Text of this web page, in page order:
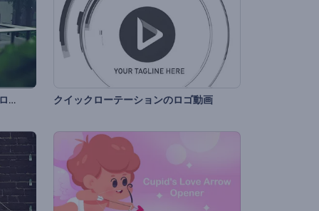
アーキテクチャーインネイチャーロゴ クイックローテーションのロゴ動画